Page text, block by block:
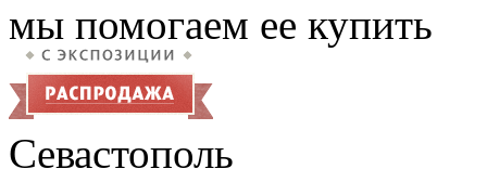
мы помогаем ее купить
Севастополь